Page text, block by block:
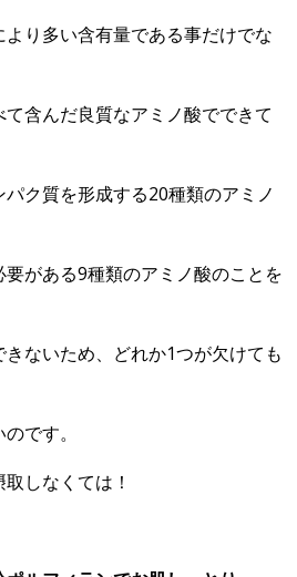
り多い含有量である事だけでな
含んだ良質なアミノ酸でできて
ク質を形成する20種類のアミノ
がある9種類のアミノ酸のことを
ないため、どれか1つが欠けても
です。
しなくては！